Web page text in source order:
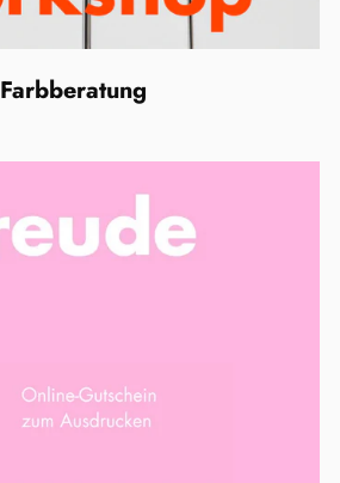
Farbberatung